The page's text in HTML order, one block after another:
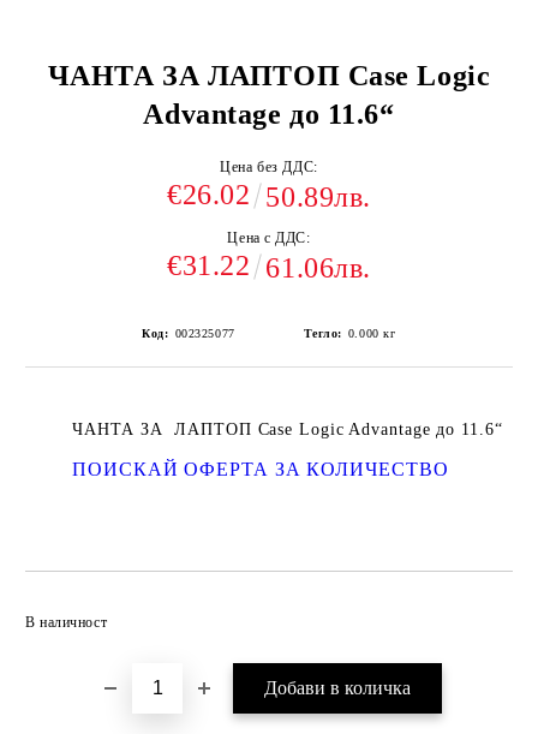
ЧАНТА ЗА ЛАПТОП Case Logic
Advantage до 11.6“
Цена без ДДС:
€26.02 50.89лв.
Цена с ДДС:
€31.22 61.06лв.
Код: 002325077 Тегло: 0.000 кг
ЧАНТА ЗА ЛАПТОП Case Logic Advantage до 11.6“
ПОИСКАЙ ОФЕРТА ЗА КОЛИЧЕСТВО
В наличност